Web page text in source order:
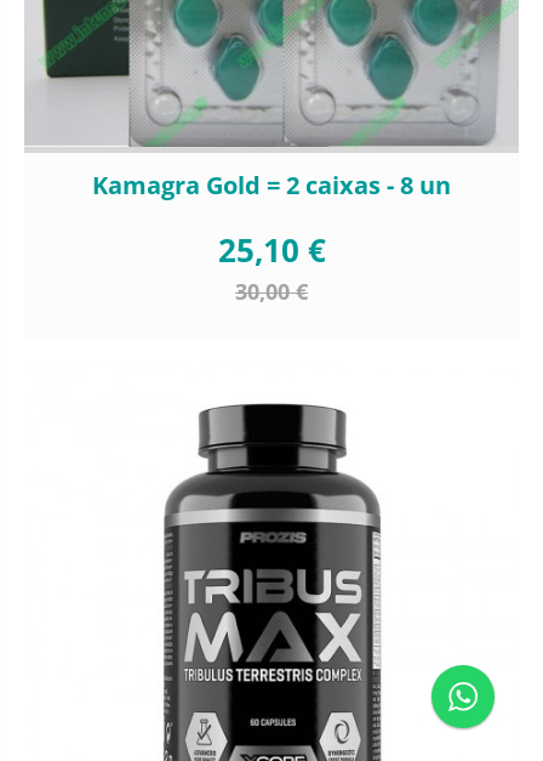
Kamagra Gold = 2 caixas - 8 un
25,10 €
30,00 €